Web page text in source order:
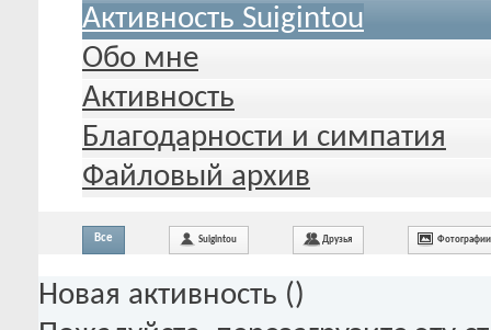
Активность Suigintou
Обо мне
Активность
Благодарности и симпатия
Файловый архив
Все Suigintou Друзья Фотографии
Новая активность ()